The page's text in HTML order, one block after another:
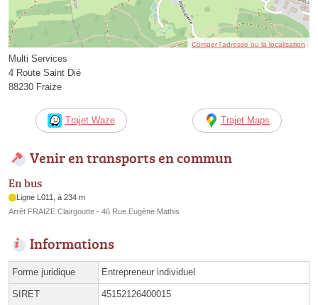
Corriger l’adresse ou la localisation
Multi Services
4 Route Saint Dié
88230 Fraize
Trajet Waze Trajet Maps
Venir en transports en commun
En bus
Ligne L011, à 234 m
Arrêt FRAIZE Clairgoutte - 46 Rue Eugène Mathis
Informations
Forme juridique Entrepreneur individuel
SIRET 45152126400015